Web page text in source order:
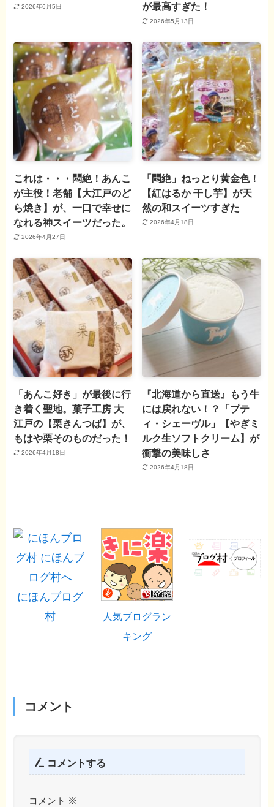
2026年6月5日
が最高すぎた！
2026年5月13日
これは・・・悶絶！あんこ
が主役！老舗【大江戸のど
ら焼き】が、一口で幸せに
なれる神スイーツだった。
2026年4月27日
「悶絶」ねっとり黄金色！
【紅はるか 干し芋】が天
然の和スイーツすぎた
2026年4月18日
「あんこ好き」が最後に行
き着く聖地。菓子工房 大
江戸の【栗きんつば】が、
もはや栗そのものだった！
2026年4月18日
『北海道から直送』もう牛
には戻れない！？「プテ
ィ・シェーヴル」【やぎミ
ルク生ソフトクリーム】が
衝撃の美味しさ
2026年4月18日
にほんブログ
村
人気ブログラン
キング
コメント
コメントする
コメント ※